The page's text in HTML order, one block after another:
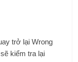
trở lại Wrong
kiểm tra lại